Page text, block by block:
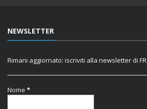
NEWSLETTER
Rimani aggiornato: iscriviti alla newsletter di FR
Nome *